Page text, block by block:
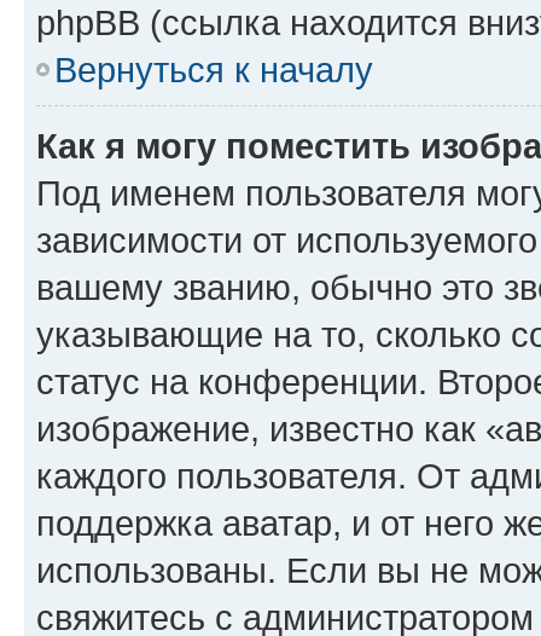
phpBB (ссылка находится
Вернуться к началу
Как я могу поместить
Под именем пользователя
зависимости от
вашему званию, обычно это
указывающие на то, сколько
статус на конференции.
изображение, известно как
каждого пользователя. От
поддержка аватар, и от него
использованы. Если вы не
свяжитесь с